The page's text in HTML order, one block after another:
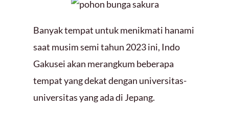
Banyak tempat untuk menikmati hanami
saat musim semi tahun 2023 ini, Indo
Gakusei akan merangkum beberapa
tempat yang dekat dengan universitas-
universitas yang ada di Jepang.